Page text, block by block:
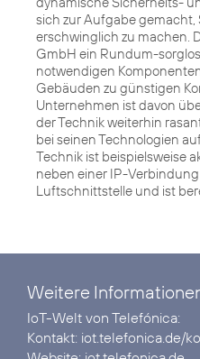
sich zur Aufgabe gemacht,
erschwinglich zu machen.
GmbH ein Rundum-
notwendigen
Gebäuden zu günstigen
Unternehmen ist davon
der Technik weiterhin
bei seinen Technologien
Technik ist beispielsweise
neben einer IP-
Luftschnittstelle und ist
Weitere
IoT-Welt von Telefónica:
Kontakt: iot.telefonica.de/